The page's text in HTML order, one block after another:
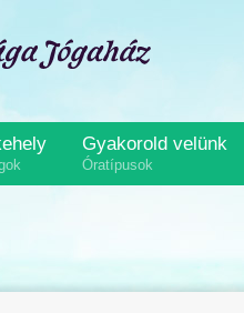
Gyakorold velünk
Óratípusok